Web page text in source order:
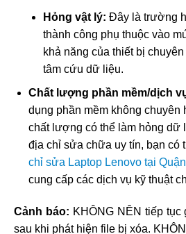
Hỏng vật lý: Đây là trường
thành công phụ thuộc vào
khả năng của thiết bị
tâm cứu dữ liệu.
Chất lượng phần mềm/dịch
dụng phần mềm không chuyên
chất lượng có thể làm hỏng dữ
địa chỉ sửa chữa uy tín, bạn có
chỉ sửa Laptop Lenovo tại
cung cấp các dịch vụ kỹ thuật
Cảnh báo: KHÔNG NÊN tiếp
sau khi phát hiện file bị xóa.